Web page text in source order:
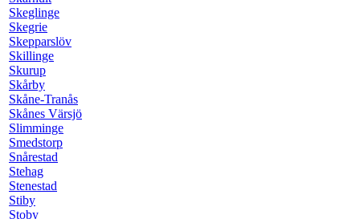
Skeglinge
Skegrie
Skepparslöv
Skillinge
Skurup
Skårby
Skåne-Tranås
Skånes Värsjö
Slimminge
Smedstorp
Snårestad
Stehag
Stenestad
Stiby
Stoby